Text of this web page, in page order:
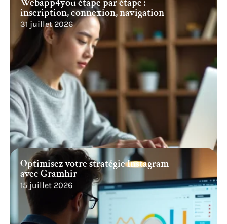
inscription, connexion, navigation
31 juillet 2026
Optimisez votre stratégie Instagram
avec Gramhir
15 juillet 2026